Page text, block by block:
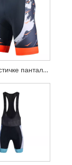
Бициклистичке панталоне